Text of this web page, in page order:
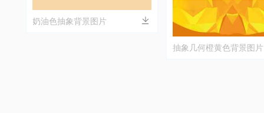
奶油色抽象背景图片
抽象几何橙黄色背景图片